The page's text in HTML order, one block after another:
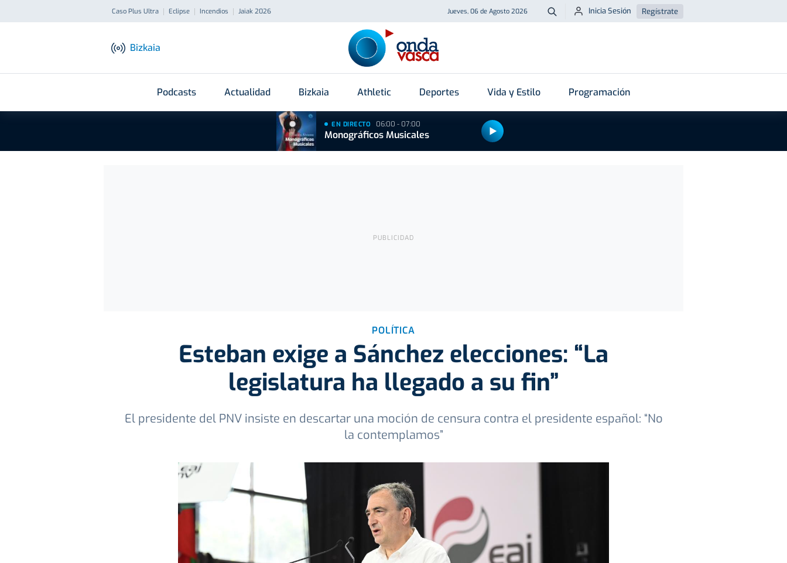
Caso Plus Ultra Eclipse Incendios Jaiak 2026 Jueves, 06 de Agosto 2026 Buscar
Inicia Sesión Regístrate
Bizkaia
Podcasts Actualidad Bizkaia Athletic Deportes Vida y Estilo Programación
EN DIRECTO 06:00 - 07:00
Monográficos Musicales
POLÍTICA
Esteban exige a Sánchez elecciones: “La
legislatura ha llegado a su fin”
El presidente del PNV insiste en descartar una moción de censura contra el presidente español: “No
la contemplamos”